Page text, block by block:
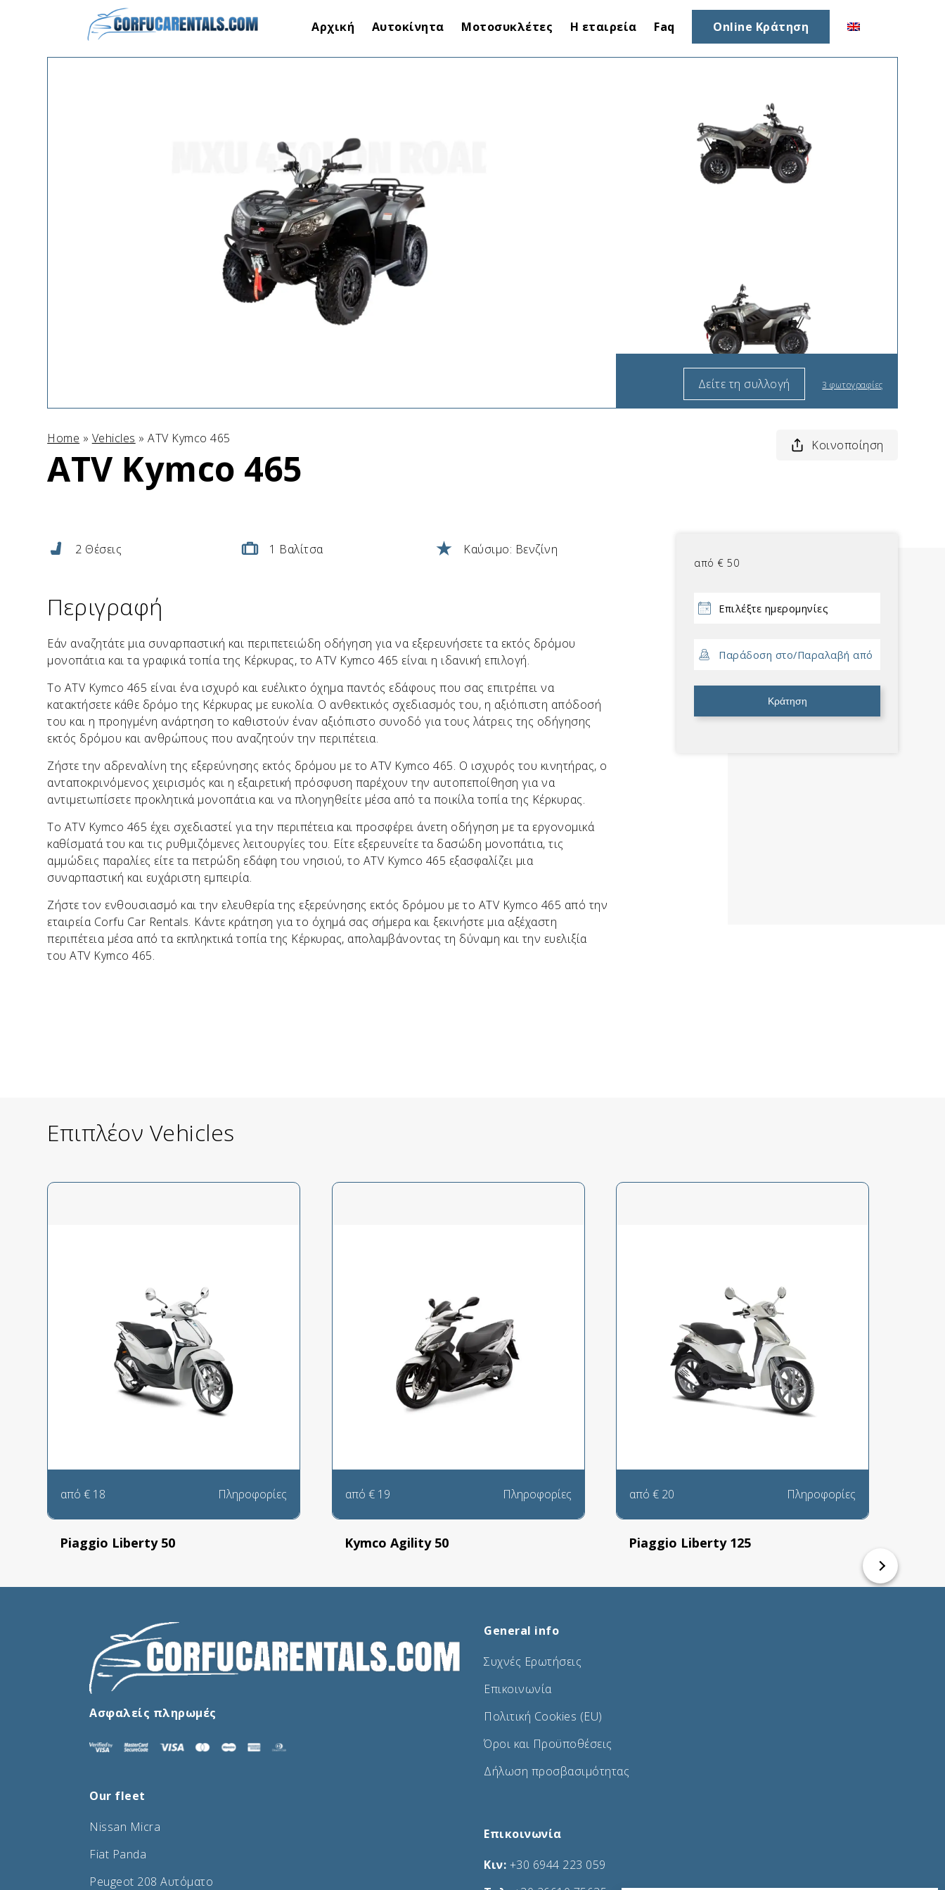
Αρχική Αυτοκίνητα Μοτοσυκλέτες Η εταιρεία Faq Online Κράτηση
Δείτε τη συλλογή 3 φωτογραφίες
Home » Vehicles »ATV Kymco 465
ATV Kymco 465
Κοινοποίηση
από € 50
Κράτηση
2 Θέσεις 1 Βαλίτσα Καύσιμο: Βενζίνη
Περιγραφή
Εάν αναζητάτε μια συναρπαστική και περιπετειώδη οδήγηση για να εξερευνήσετε τα εκτός δρόμου
μονοπάτια και τα γραφικά τοπία της Κέρκυρας, το ATV Kymco 465 είναι η ιδανική επιλογή.
Το ATV Kymco 465 είναι ένα ισχυρό και ευέλικτο όχημα παντός εδάφους που σας επιτρέπει να
κατακτήσετε κάθε δρόμο της Κέρκυρας με ευκολία. Ο ανθεκτικός σχεδιασμός του, η αξιόπιστη απόδοσή
του και η προηγμένη ανάρτηση το καθιστούν έναν αξιόπιστο συνοδό για τους λάτρεις της οδήγησης
εκτός δρόμου και ανθρώπους που αναζητούν την περιπέτεια.
Ζήστε την αδρεναλίνη της εξερεύνησης εκτός δρόμου με το ATV Kymco 465. Ο ισχυρός του κινητήρας, ο
ανταποκρινόμενος χειρισμός και η εξαιρετική πρόσφυση παρέχουν την αυτοπεποίθηση για να
αντιμετωπίσετε προκλητικά μονοπάτια και να πλοηγηθείτε μέσα από τα ποικίλα τοπία της Κέρκυρας.
Το ATV Kymco 465 έχει σχεδιαστεί για την περιπέτεια και προσφέρει άνετη οδήγηση με τα εργονομικά
καθίσματά του και τις ρυθμιζόμενες λειτουργίες του. Είτε εξερευνείτε τα δασώδη μονοπάτια, τις
αμμώδεις παραλίες είτε τα πετρώδη εδάφη του νησιού, το ATV Kymco 465 εξασφαλίζει μια
συναρπαστική και ευχάριστη εμπειρία.
Ζήστε τον ενθουσιασμό και την ελευθερία της εξερεύνησης εκτός δρόμου με το ATV Kymco 465 από την
εταιρεία Corfu Car Rentals. Κάντε κράτηση για το όχημά σας σήμερα και ξεκινήστε μια αξέχαστη
περιπέτεια μέσα από τα εκπληκτικά τοπία της Κέρκυρας, απολαμβάνοντας τη δύναμη και την ευελιξία
του ATV Kymco 465.
Επιπλέον Vehicles
από € 18 Πληροφορίες
Piaggio Liberty 50
από € 19 Πληροφορίες
Kymco Agility 50
από € 20 Πληροφορίες
Piaggio Liberty 125
Ασφαλείς πληρωμές
Our fleet
Nissan Micra
Fiat Panda
Peugeot 208 Αυτόματο
General info
Συχνές Ερωτήσεις
Επικοινωνία
Πολιτική Cookies (EU)
Όροι και Προϋποθέσεις
Δήλωση προσβασιμότητας
Επικοινωνία
Κιν: +30 6944 223 059